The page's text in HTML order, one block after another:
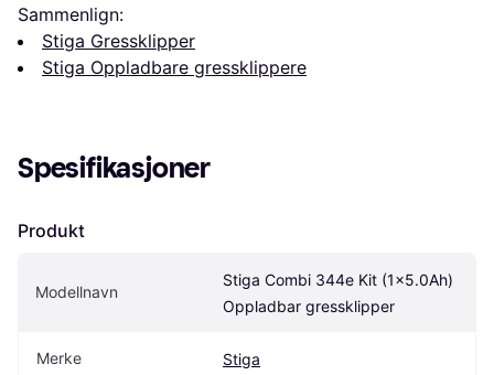
Sammenlign:
Stiga Gressklipper
Stiga Oppladbare gressklippere
Spesifikasjoner
Produkt
Modellnavn
Stiga Combi 344e Kit (1x5.0Ah)
Oppladbar gressklipper
Merke Stiga